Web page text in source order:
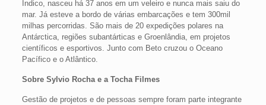
Índico, nasceu há 37 anos em um veleiro e nunca mais saiu do
mar. Já esteve a bordo de várias embarcações e tem 300mil
milhas percorridas. São mais de 20 expedições polares na
Antárctica, regiões subantárticas e Groenlândia, em projetos
científicos e esportivos. Junto com Beto cruzou o Oceano
Pacífico e o Atlântico.
Sobre Sylvio Rocha e a Tocha Filmes
Gestão de projetos e de pessoas sempre foram parte integrante